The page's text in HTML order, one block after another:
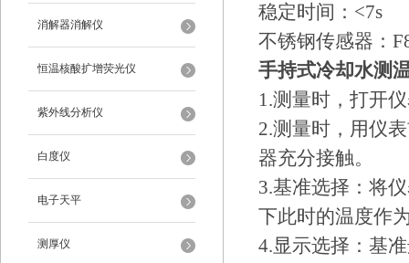
消解器消解仪
恒温核酸扩增荧光仪
紫外线分析仪
白度仪
电子天平
测厚仪
稳定时间：<7s
不锈钢传感器：
手持式冷却水测
1.测量时，打开
2.测量时，用仪
器充分接触。
3.基准选择：将
下此时的温度作
4.显示选择：基